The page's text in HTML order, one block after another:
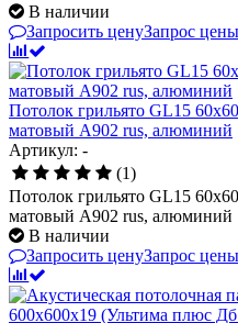
В наличии
Запросить ценуЗапрос цены
Потолок грильято GL15
матовый А902 rus, алюминий
Артикул: -
(1)
Потолок грильято GL15
матовый А902 rus, алюминий
В наличии
Запросить ценуЗапрос цены